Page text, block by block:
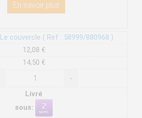
En savoir plus
Le couvercle ( Ref : 58999/880968 )
12,08 €
14,50 €
-
Livré
sous: